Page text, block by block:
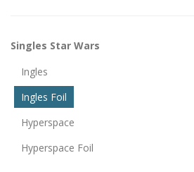
Singles Star Wars
Ingles
Ingles Foil
Hyperspace
Hyperspace Foil